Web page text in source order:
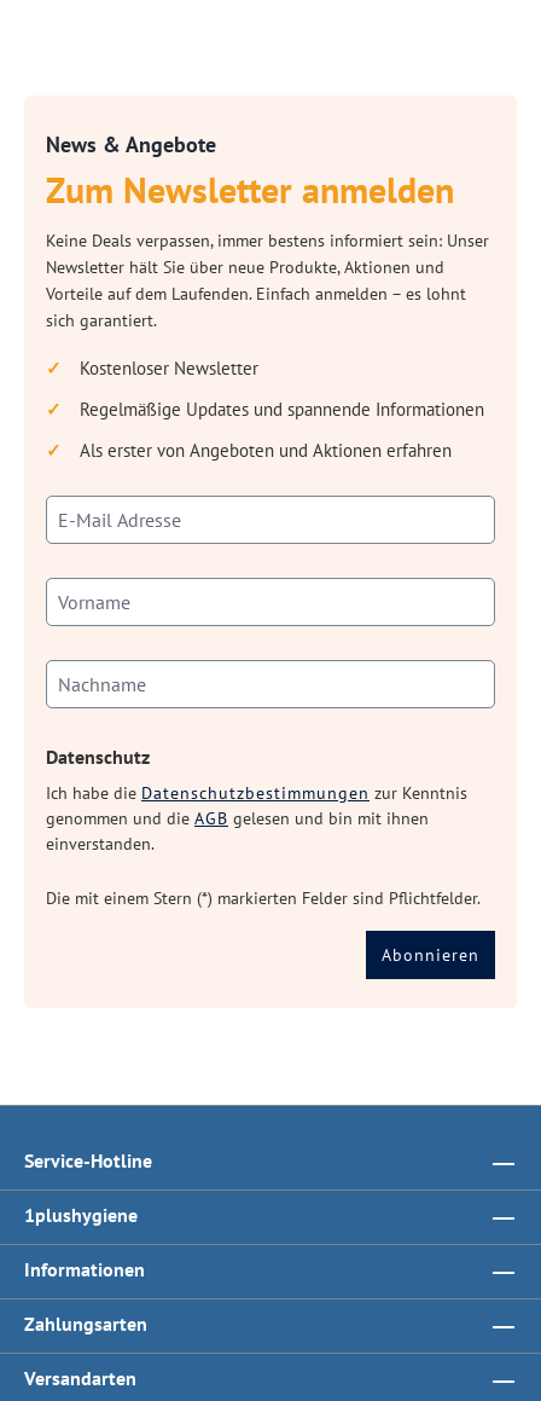
News & Angebote
Zum Newsletter anmelden
Keine Deals verpassen, immer bestens informiert sein: Unser
Newsletter hält Sie über neue Produkte, Aktionen und
Vorteile auf dem Laufenden. Einfach anmelden – es lohnt
sich garantiert.
Kostenloser Newsletter
Regelmäßige Updates und spannende Informationen
Als erster von Angeboten und Aktionen erfahren
Datenschutz
Ich habe die Datenschutzbestimmungen zur Kenntnis
genommen und die AGB gelesen und bin mit ihnen
einverstanden.
Die mit einem Stern (*) markierten Felder sind Pflichtfelder.
Abonnieren
Service-Hotline
1plushygiene
Informationen
Zahlungsarten
Versandarten